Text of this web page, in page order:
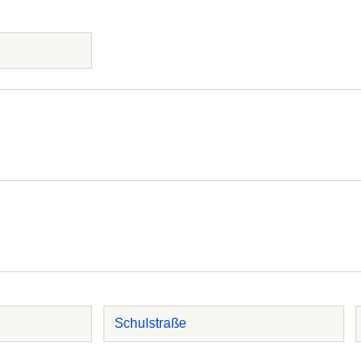
Schulstraße